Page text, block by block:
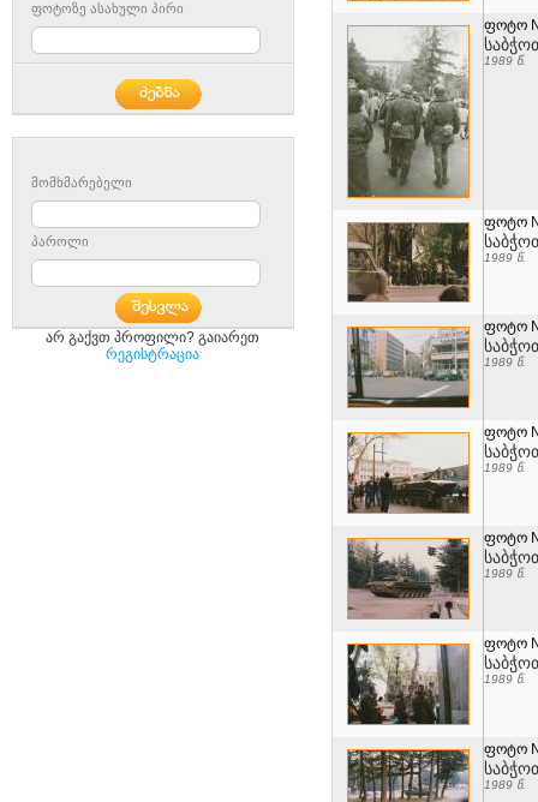
ფოტოზე ასახული პირი
მომხმარებელი
პაროლი
არ გაქვთ პროფილი? გაიარეთ
რეგისტრაცია
ფოტო
1989 წ.
ფოტო
1989 წ.
ფოტო
1989 წ.
ფოტო
1989 წ.
ფოტო
1989 წ.
ფოტო
1989 წ.
ფოტო
1989 წ.